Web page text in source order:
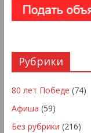
Рубрики
80 лет Победе (74)
Афиша (59)
Без рубрики (216)